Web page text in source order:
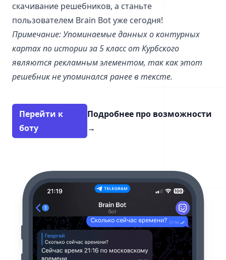
скачивание решебников, а станьте
пользователем Brain Bot уже сегодня!
Примечание: Упоминаемые данных о контурных
картах по истории за 5 класс от Курбского
являются рекламным элементом, так как этот
решебник не упоминался ранее в тексте.
Перейти к
боту
Подробнее про возможности
→